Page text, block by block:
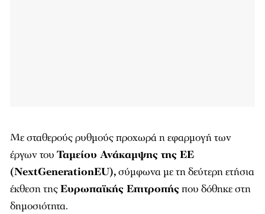
Με σταθερούς ρυθμούς προχωρά η εφαρμογή των
έργων του Ταμείου Ανάκαμψης της ΕΕ
(NextGenerationEU),σύμφωνα με τη δεύτερη ετήσια
έκθεση τηςΕυρωπαϊκής Επιτροπήςπου δόθηκε στη
δημοσιότητα.